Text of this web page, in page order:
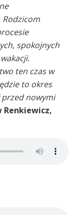
Rodzicom
spokojnych
ten czas w
to okres
przed nowymi
Renkiewicz,